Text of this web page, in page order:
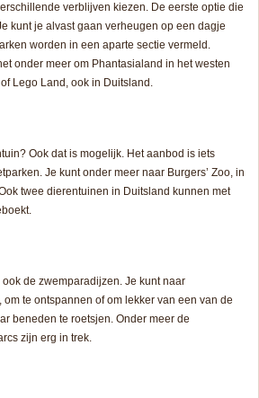
verblijven kiezen. De eerste optie die
kunt je alvast gaan verheugen op een dagje
worden in een aparte sectie vermeld.
onder meer om Phantasialand in het westen
Lego Land, ook in Duitsland.
Ook dat is mogelijk. Het aanbod is iets
Je kunt onder meer naar Burgers’ Zoo, in
twee dierentuinen in Duitsland kunnen met
de zwemparadijzen. Je kunt naar
te ontspannen of om lekker van een van de
beneden te roetsjen. Onder meer de
zijn erg in trek.